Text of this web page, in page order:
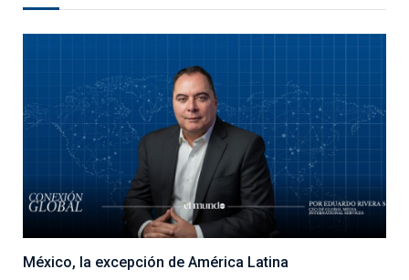
México, la excepción de América Latina